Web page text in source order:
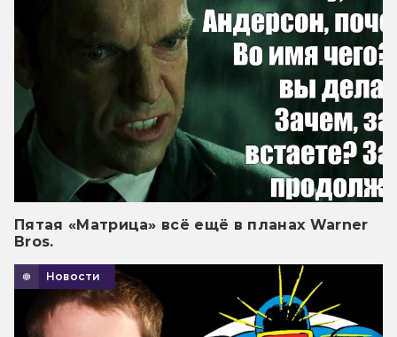
Пятая «Матрица» всё ещё в планах Warner
Bros.
Новости